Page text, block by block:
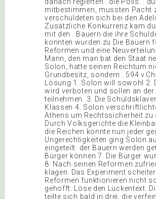
mitbestimmen, mussten Pacht
verschuldeten sich bei den
Zusätzliche Konkurrenz kam
mit den . Bauern die ihre
konnten wurden zu Die Bauern
Reformen und eine
Mann, den man bat den Staat
Solon, hatte seinen Reichtum
Grundbesitz, sondern . 594
Lösung 1. Solon will sowohl 2.
wird verboten und sollen an
teilnehmen. 3. Die
Klassen 4. Solon
Athens um Rechtssicherheit zu
Durch Volksgerichte die
die Reichen konnte nun jeder
Ungerechtigkeiten ging Solon
eingeteilt. der Bauern werden
Bürger können 7. Die Bürger
8. Nach seinen Reformen
klagen. Das Experiment
Reformen funktionieren nicht
gehofft. Löse den Lückentext.
teilte sich bald in drei, die